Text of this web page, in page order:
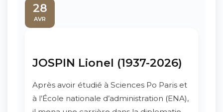
28
AVR
JOSPIN Lionel (1937-2026)
Après avoir étudié à Sciences Po Paris et
à l’École nationale d’administration (ENA),